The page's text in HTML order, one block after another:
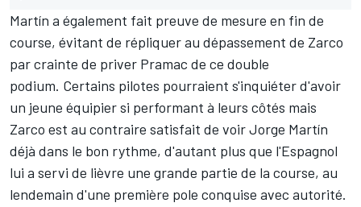
Martín a également fait preuve de mesure en fin de
course, évitant de répliquer au dépassement de Zarco
par crainte de priver Pramac de ce double
podium. Certains pilotes pourraient s'inquiéter d'avoir
un jeune équipier si performant à leurs côtés mais
Zarco est au contraire satisfait de voir Jorge Martín
déjà dans le bon rythme, d'autant plus que l'Espagnol
lui a servi de lièvre une grande partie de la course, au
lendemain d'une première pole conquise avec autorité.